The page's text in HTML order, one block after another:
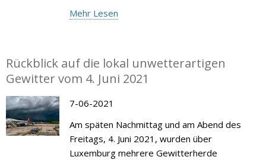
Mehr Lesen
Rückblick auf die lokal unwetterartigen
Gewitter vom 4. Juni 2021
7-06-2021
Am späten Nachmittag und am Abend des
Freitags, 4. Juni 2021, wurden über
Luxemburg mehrere Gewitterherde